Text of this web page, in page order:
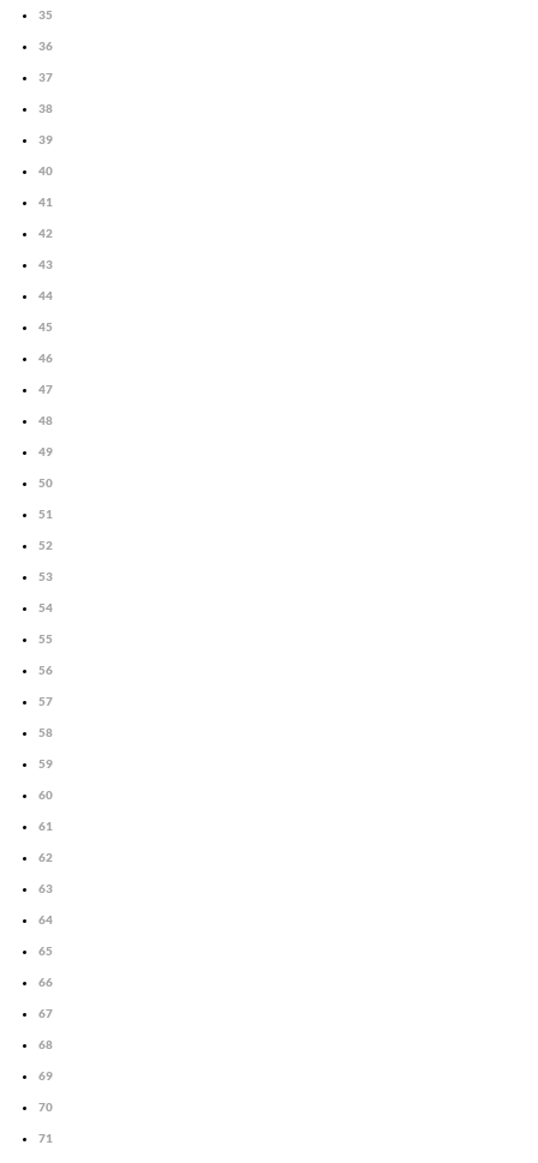
35
36
37
38
39
40
41
42
43
44
45
46
47
48
49
50
51
52
53
54
55
56
57
58
59
60
61
62
63
64
65
66
67
68
69
70
71